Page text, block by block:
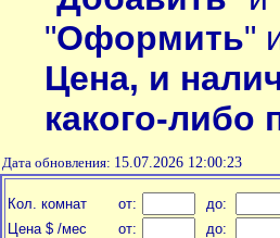
"Оформить"
Цена, и
какого-либо
Дата обновления: 15.07.2026 12:00:23
Кол. комнат от:
до:
Цена $ /мес
от:
до: